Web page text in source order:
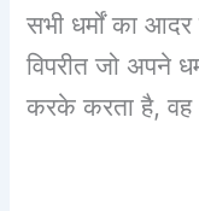
सभी धर्मों का
विपरीत जो अपने
करके करता है, वह